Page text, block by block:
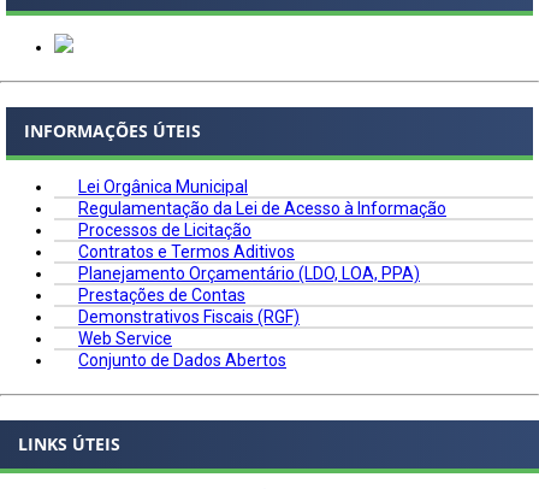
INFORMAÇÕES ÚTEIS
Lei Orgânica Municipal
Regulamentação da Lei de Acesso à Informação
Processos de Licitação
Contratos e Termos Aditivos
Planejamento Orçamentário (LDO, LOA, PPA)
Prestações de Contas
Demonstrativos Fiscais (RGF)
Web Service
Conjunto de Dados Abertos
LINKS ÚTEIS